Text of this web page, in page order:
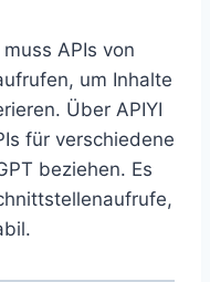
APIs von
um Inhalte
Über APIYI
für verschiedene
beziehen. Es